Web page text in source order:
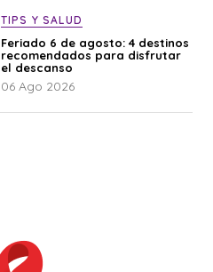
TIPS Y SALUD
Feriado 6 de agosto: 4 destinos
recomendados para disfrutar
el descanso
06 Ago 2026